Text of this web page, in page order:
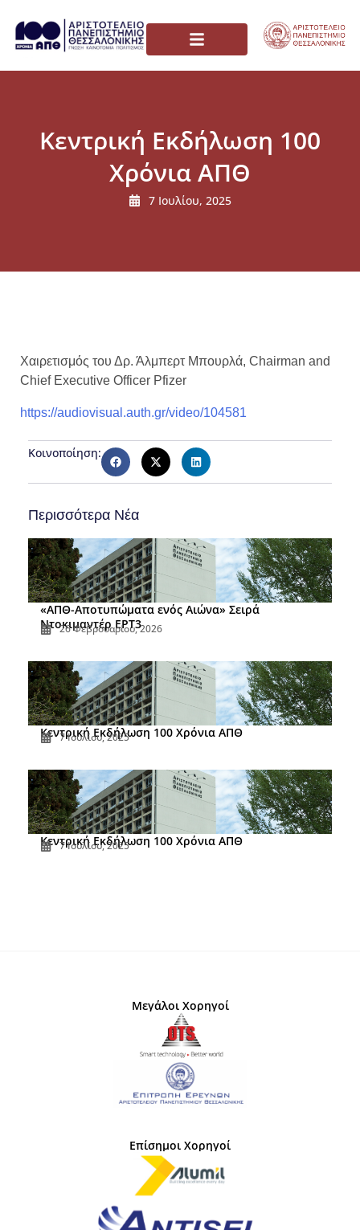
Κεντρική Εκδήλωση 100
Χρόνια ΑΠΘ
7 Ιουλίου, 2025
Χαιρετισμός του Δρ. Άλμπερτ Μπουρλά, Chairman and
Chief Executive Officer Pfizer
https://audiovisual.auth.gr/video/104581
Κοινοποίηση:
Περισσότερα Νέα
«ΑΠΘ-Αποτυπώματα ενός Αιώνα» Σειρά
Ντοκιμαντέρ ΕΡΤ3
26 Φεβρουαρίου, 2026
Κεντρική Εκδήλωση 100 Χρόνια ΑΠΘ
7 Ιουλίου, 2025
Κεντρική Εκδήλωση 100 Χρόνια ΑΠΘ
7 Ιουλίου, 2025
Μεγάλοι Χορηγοί
Επίσημοι Χορηγοί